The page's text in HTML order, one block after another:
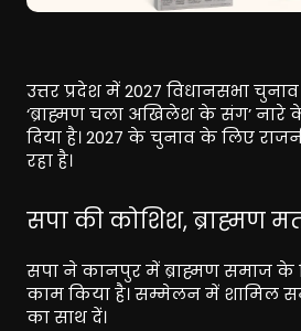
उत्तर प्रदेश में 2027 विधानसभा
‘ब्राह्मण चला अखिलेश के संग’
दिया है। 2027 के चुनाव के लिए
रहा है।
सपा की कोशिश, ब्राह्मण
सपा ने कानपुर में ब्राह्मण समाज के
काम किया है। सम्मेलन में शामिल
का साथ दें।